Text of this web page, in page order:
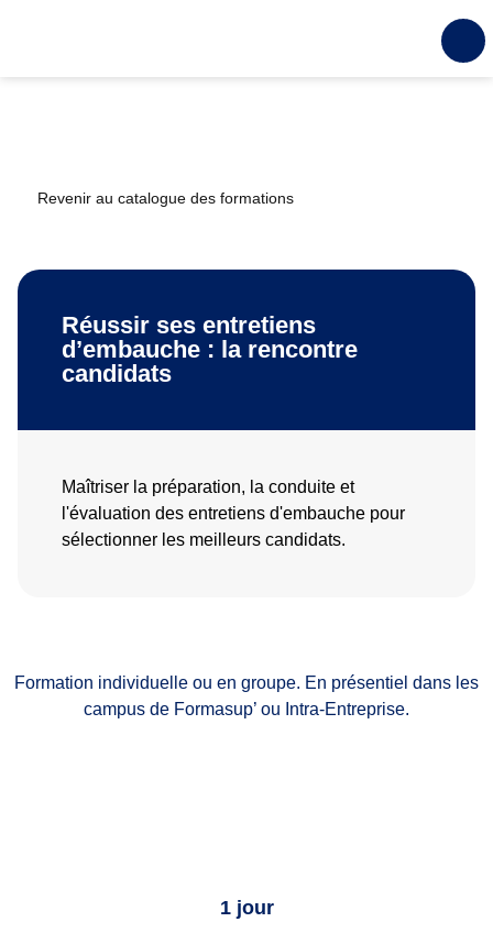
Revenir au catalogue des formations
Réussir ses entretiens
d’embauche : la rencontre
candidats
Maîtriser la préparation, la conduite et
l'évaluation des entretiens d'embauche pour
sélectionner les meilleurs candidats.
Formation individuelle ou en groupe. En présentiel dans les
campus de Formasup’ ou Intra-Entreprise.
1 jour